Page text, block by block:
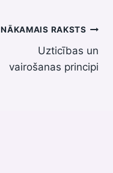
NĀKAMAIS RAKSTS
Uzticības un
vairošanas principi